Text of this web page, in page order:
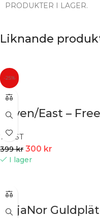
PRODUKTER I LAGER.
Liknande
-25%
Seven/East –
7EAST
399kr 300 kr
I lager
MajaNor